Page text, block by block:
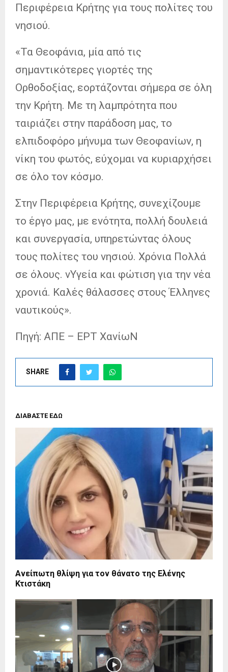
Περιφέρεια Κρήτης για τους πολίτες του
νησιού.
«Τα Θεοφάνια, μία από τις
σημαντικότερες γιορτές της
Ορθοδοξίας, εορτάζονται σήμερα σε όλη
την Κρήτη. Με τη λαμπρότητα που
ταιριάζει στην παράδοση μας, το
ελπιδοφόρο μήνυμα των Θεοφανίων, η
νίκη του φωτός, εύχομαι να κυριαρχήσει
σε όλο τον κόσμο.
Στην Περιφέρεια Κρήτης, συνεχίζουμε
το έργο μας, με ενότητα, πολλή δουλειά
και συνεργασία, υπηρετώντας όλους
τους πολίτες του νησιού. Χρόνια Πολλά
σε όλους. νΥγεία και φώτιση για την νέα
χρονιά. Καλές θάλασσες στους Έλληνες
ναυτικούς».
Πηγή: ΑΠΕ – ΕΡΤ ΧανίωΝ
SHARE
ΔΙΑΒΑΣΤΕ ΕΔΩ
Ανείπωτη θλίψη για τον θάνατο της Ελένης
Κτιστάκη